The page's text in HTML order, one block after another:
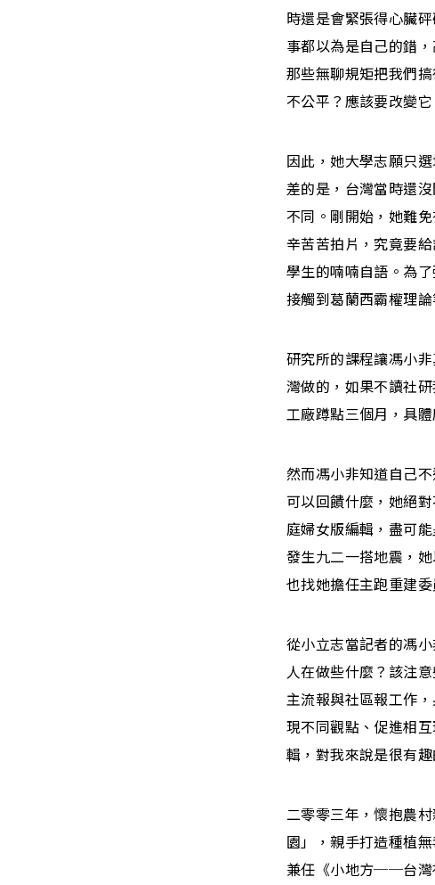
時還是會緊張得心臟
事都以為是自己的錯
那些無聊規矩把我們
不公平？應該要改變
因此，她大學志願只
差的是，台灣當時還
不同。剛開始，她難
辛苦苦拍片，究竟要
學生的喃喃自語。為
接觸到葛蘭西霸權理
研究所的課程讓馮小
灣做的，如果不讀社
工廠蹲點三個月，具
然而馮小非知道自己
可以回饋什麼，她絕
庭婦女版編輯，盡可
發生九二一搭地震，
也找她擔任主跑重建
從小立志當記者的馮
人在做些什麼？該注
主流報與社區報工作
現不同觀點、促進相
輯，對我來說是很有趣
二零零三年，懷抱農
園」，親手打造種植
兼任《小地方──台灣